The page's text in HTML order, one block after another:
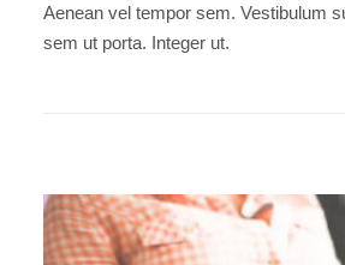
Aenean vel tempor sem. Vestibulum
sem ut porta. Integer ut.